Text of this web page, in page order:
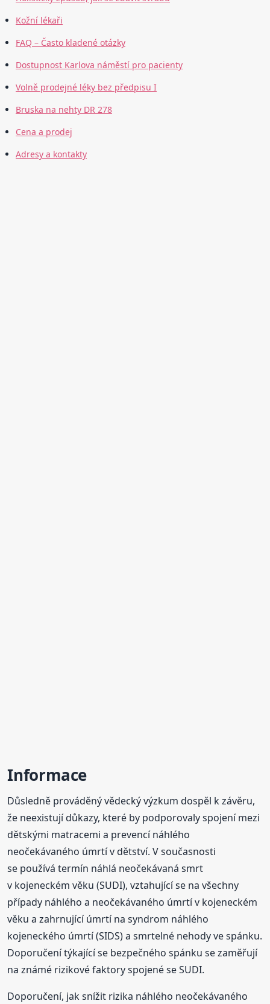
Kožní lékaři
FAQ – Často kladené otázky
Dostupnost Karlova náměstí pro pacienty
Volně prodejné léky bez předpisu I
Bruska na nehty DR 278
Cena a prodej
Adresy a kontakty
Informace
Důsledně prováděný vědecký výzkum dospěl k závěru,
že neexistují důkazy, které by podporovaly spojení mezi
dětskými matracemi a prevencí náhlého
neočekávaného úmrtí v dětství. V současnosti
se používá termín náhlá neočekávaná smrt
v kojeneckém věku (SUDI), vztahující se na všechny
případy náhlého a neočekávaného úmrtí v kojeneckém
věku a zahrnující úmrtí na syndrom náhlého
kojeneckého úmrtí (SIDS) a smrtelné nehody ve spánku.
Doporučení týkající se bezpečného spánku se zaměřují
na známé rizikové faktory spojené se SUDI.
Doporučení, jak snížit rizika náhlého neočekávaného